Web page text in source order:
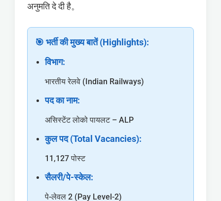
अनुमति दे दी है。
🎯 भर्ती की मुख्य बातें (Highlights):
विभाग:
भारतीय रेलवे (Indian Railways)
पद का नाम:
असिस्टेंट लोको पायलट – ALP
कुल पद (Total Vacancies):
11,127 पोस्ट
सैलरी/पे-स्केल:
पे-लेवल 2 (Pay Level-2)